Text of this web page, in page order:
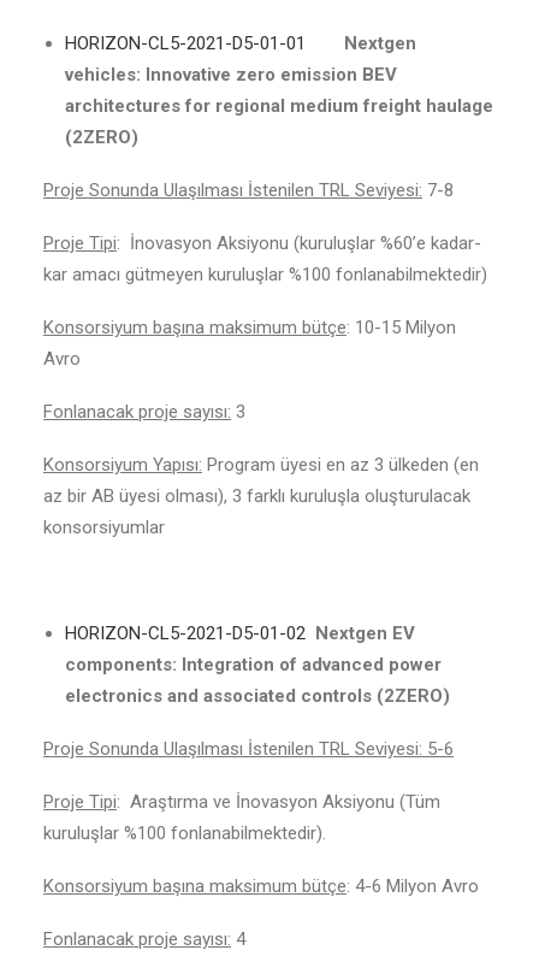
HORIZON-CL5-2021-D5-01-01
Nextgen
vehicles: Innovative zero emission BEV
architectures for regional medium freight haulage
(2ZERO)
Proje Sonunda Ulaşılması İstenilen TRL Seviyesi: 7-8
Proje Tipi: İnovasyon Aksiyonu (kuruluşlar %60’e kadar-
kar amacı gütmeyen kuruluşlar %100 fonlanabilmektedir)
Konsorsiyum başına maksimum bütçe: 10-15 Milyon
Avro
Fonlanacak proje sayısı: 3
Konsorsiyum Yapısı: Program üyesi en az 3 ülkeden (en
az bir AB üyesi olması), 3 farklı kuruluşla oluşturulacak
konsorsiyumlar
HORIZON-CL5-2021-D5-01-02 Nextgen EV
components: Integration of advanced power
electronics and associated controls (2ZERO)
Proje Sonunda Ulaşılması İstenilen TRL Seviyesi: 5-6
Proje Tipi: Araştırma ve İnovasyon Aksiyonu (Tüm
kuruluşlar %100 fonlanabilmektedir).
Konsorsiyum başına maksimum bütçe: 4-6 Milyon Avro
Fonlanacak proje sayısı: 4